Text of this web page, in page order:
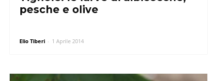
pesche e olive
Elio Tiberi - 1 Aprile 2014